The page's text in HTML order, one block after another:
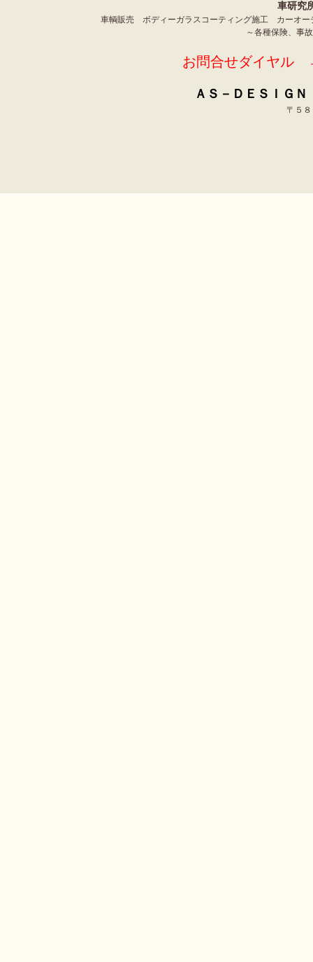
車研究
車輌販売 ボディーガラスコーティング施工 カー
～各種保険、事
お問合せダイヤ
ＡＳ－ＤＥＳＩ
〒５